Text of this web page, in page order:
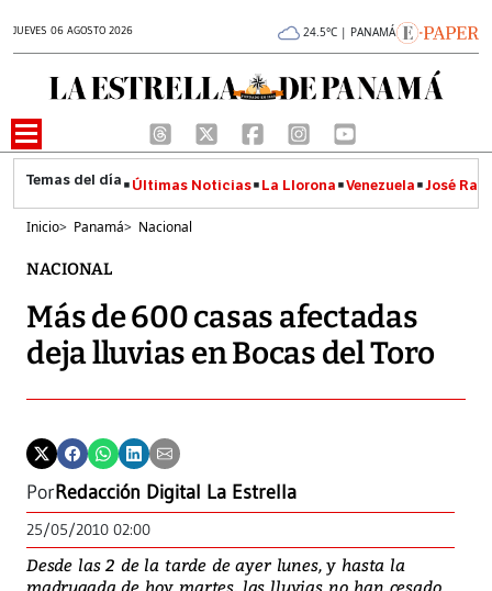
JUEVES 06 AGOSTO 2026 24.5°C | PANAMÁ
Últimas Noticias La Llorona Venezuela José
Inicio> Panamá> Nacional
NACIONAL
Más de 600 casas afectadas
deja lluvias en Bocas del Toro
PorRedacción Digital La Estrella
25/05/2010 02:00
Desde las 2 de la tarde de ayer lunes, y hasta la